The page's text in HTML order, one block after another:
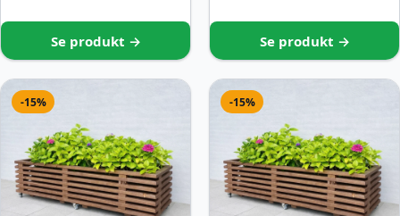
Se produkt → Se produkt →
-15% -15%